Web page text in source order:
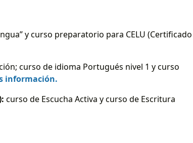
y curso preparatorio para CELU (Certificado
curso de idioma Portugués nivel 1 y curso
información.
curso de Escucha Activa y curso de Escritura